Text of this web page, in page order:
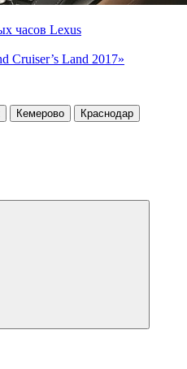
часов Lexus
Cruiser’s Land 2017»
Кемерово
Краснодар